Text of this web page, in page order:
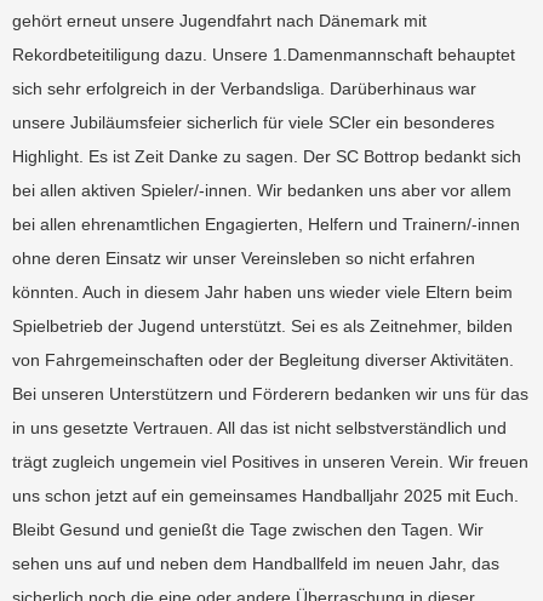
gehört erneut unsere Jugendfahrt nach Dänemark mit
Rekordbeteitiligung dazu. Unsere 1.Damenmannschaft behauptet
sich sehr erfolgreich in der Verbandsliga. Darüberhinaus war
unsere Jubiläumsfeier sicherlich für viele SCler ein besonderes
Highlight. Es ist Zeit Danke zu sagen. Der SC Bottrop bedankt sich
bei allen aktiven Spieler/-innen. Wir bedanken uns aber vor allem
bei allen ehrenamtlichen Engagierten, Helfern und Trainern/-innen
ohne deren Einsatz wir unser Vereinsleben so nicht erfahren
könnten. Auch in diesem Jahr haben uns wieder viele Eltern beim
Spielbetrieb der Jugend unterstützt. Sei es als Zeitnehmer, bilden
von Fahrgemeinschaften oder der Begleitung diverser Aktivitäten.
Bei unseren Unterstützern und Förderern bedanken wir uns für das
in uns gesetzte Vertrauen. All das ist nicht selbstverständlich und
trägt zugleich ungemein viel Positives in unseren Verein. Wir freuen
uns schon jetzt auf ein gemeinsames Handballjahr 2025 mit Euch.
Bleibt Gesund und genießt die Tage zwischen den Tagen. Wir
sehen uns auf und neben dem Handballfeld im neuen Jahr, das